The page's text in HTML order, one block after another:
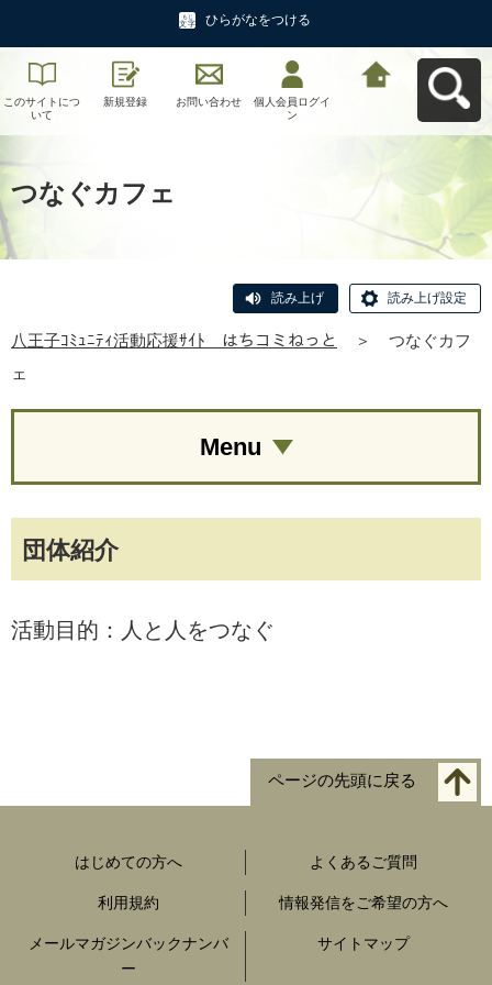
ひらがなをつける
このサイトにつ
いて
新規登録 お問い合わせ
個人会員ログイ
ン
つなぐカフェ
読み上げ 読み上げ設定
八王子ｺﾐｭﾆﾃｨ活動応援ｻｲﾄ はちコミねっと ＞
つなぐカフ
ェ
団体紹介
活動目的：人と人をつなぐ
Menu
ページの先頭に戻る
はじめての方へ よくあるご質問
利用規約 情報発信をご希望の方へ
メールマガジンバックナンバ
ー
サイトマップ